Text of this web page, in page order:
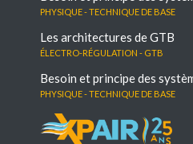
Physique - Technique de base
Les architectures de GTB
électro-régulation - GTB
Besoin et principe des
Physique - Technique de base